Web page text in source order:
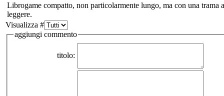
Librogame compatto, non particolarmente lungo, ma con una trama
leggere.
Visualizza #
aggiungi commento
titolo: